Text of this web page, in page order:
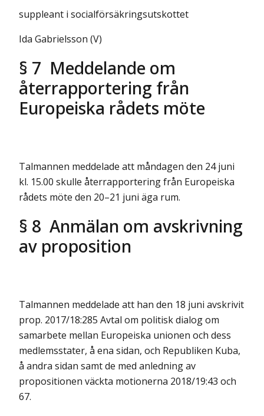
suppleant i socialförsäkringsutskottet
Ida Gabrielsson (V)
§ 7 Meddelande om
återrapportering från
Europeiska rådets möte
Talmannen meddelade att måndagen den 24 juni
kl. 15.00 skulle återrapportering från Europeiska
rådets möte den 20–21 juni äga rum.
§ 8 Anmälan om avskrivning
av proposition
Talmannen meddelade att han den 18 juni avskrivit
prop. 2017/18:285 Avtal om politisk dialog om
samarbete mellan Europeiska unionen och dess
medlemsstater, å ena sidan, och Republiken Kuba,
å andra sidan samt de med anledning av
propositionen väckta motionerna 2018/19:43 och
67.